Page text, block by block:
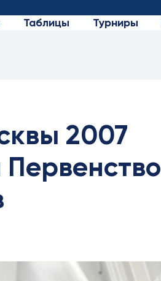
Таблицы Турниры
2007
Первенство